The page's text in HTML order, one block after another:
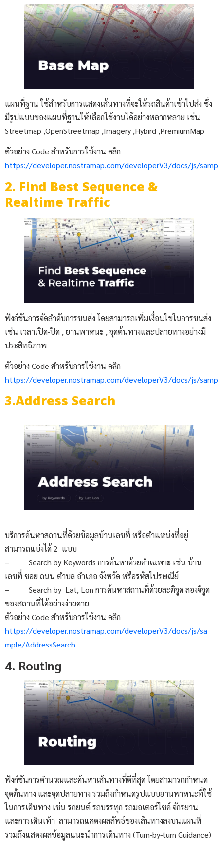
แผนที่ฐาน ใช้สำหรับการแสดงเส้นทางที่จะให้รถสินค้าเข้าไปส่ง ซึ่ง
มีรูปแบบของแผนที่ฐานให้เลือกใช้งานได้อย่างหลากหลาย เช่น
Streetmap ,OpenStreetmap ,Imagery ,Hybird ,PremiumMap
ตัวอย่าง Code สำหรับการใช้งาน คลิก
https://developer.nostramap.com/developerV3/docs/js/
2. Find Best Sequence &
Realtime Traffic
ฟังก์ชันการจัดลำดับการขนส่ง โดยสามารถเพิ่มเงื่อนไขในการขนส่ง
เช่น เวลาเปิด-ปิด , ยานพาหนะ , จุดต้นทางและปลายทางอย่างมี
ประสิทธิภาพ
ตัวอย่าง Code สำหรับการใช้งาน คลิก
https://developer.nostramap.com/developerV3/docs/js/
3.Address Search
บริการค้นหาสถานที่ด้วยข้อมูลบ้านเลขที่ หรือตำแหน่งที่อยู่
สามารถแบ่งได้ 2 แบบ
– Search by Keywords การค้นหาด้วยคำเฉพาะ เช่น บ้าน
เลขที่ ซอย ถนน ตำบล อำเภอ จังหวัด หรือรหัสไปรษณีย์
– Search by Lat, Lon การค้นหาสถานที่ด้วยละติจูด ลองจิจูด
ของสถานที่ได้อย่างง่ายดาย
ตัวอย่าง Code สำหรับการใช้งาน คลิก
https://developer.nostramap.com/developerV3/docs/js/sa
mple/AddressSearch
4. Routing
ฟังก์ชันการคำนวณและค้นหาเส้นทางที่ดีที่สุด โดยสามารถกำหนด
จุดต้นทาง และจุดปลายทาง รวมถึงกำหนดรูปแบบยานพาหนะที่ใช้
ในการเดินทาง เช่น รถยนต์ รถบรรทุก รถมอเตอร์ไซค์ จักรยาน
และการเดินเท้า สามารถแสดงผลลัพธ์ของเส้นทางลงบนแผนที่
รวมถึงแสดงผลข้อมูลแนะนำการเดินทาง (Turn-by-turn Guidance)